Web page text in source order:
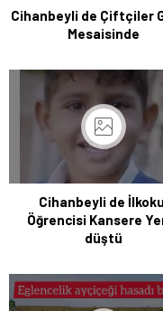
Cihanbeyli de Çiftçiler
Mesaisinde
Cihanbeyli de
Öğrencisi Kansere
düştü